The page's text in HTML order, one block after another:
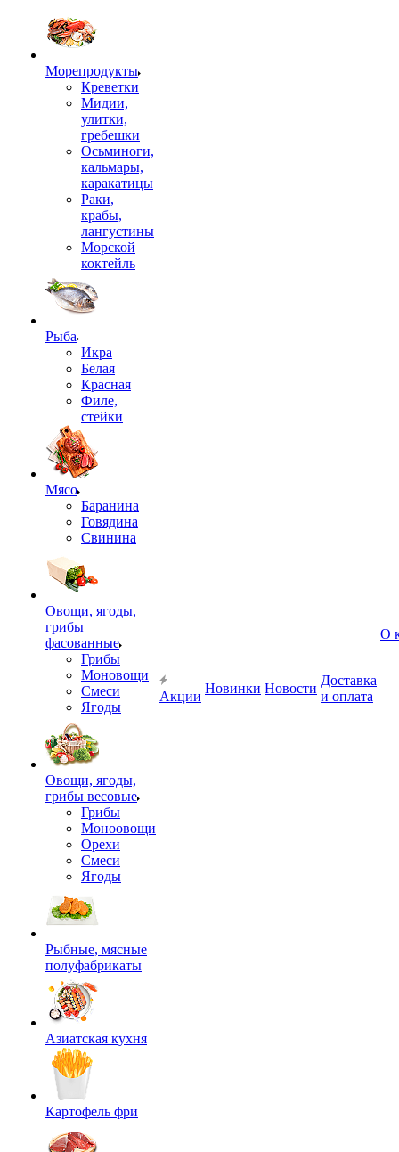
Морепродукты
Креветки
Мидии,
улитки,
гребешки
Осьминоги,
кальмары,
каракатицы
Раки,
крабы,
лангустины
Морской
коктейль
Рыба
Икра
Белая
Красная
Филе,
стейки
Мясо
Баранина
Говядина
Свинина
Овощи, ягоды,
грибы
фасованные
Грибы
Моновощи
Смеси
Ягоды
Овощи, ягоды,
грибы весовые
Грибы
Моноовощи
Орехи
Смеси
Ягоды
Рыбные, мясные
полуфабрикаты
Азиатская кухня
Картофель фри
Акции
Новинки Новости
Доставка
и оплата
О